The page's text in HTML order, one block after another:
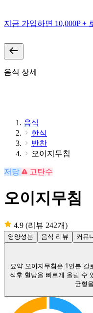
지금 가입하면 10,000P +
음식 상세
음식
한식
반찬
오이지무침
저당 고탄수
오이지무침
4.9 (리뷰 242개)
영양성분 음식 리뷰 커뮤
요약 오이지무침은 1인분 칼
식후 혈당을 빠르게 올릴 수
균형